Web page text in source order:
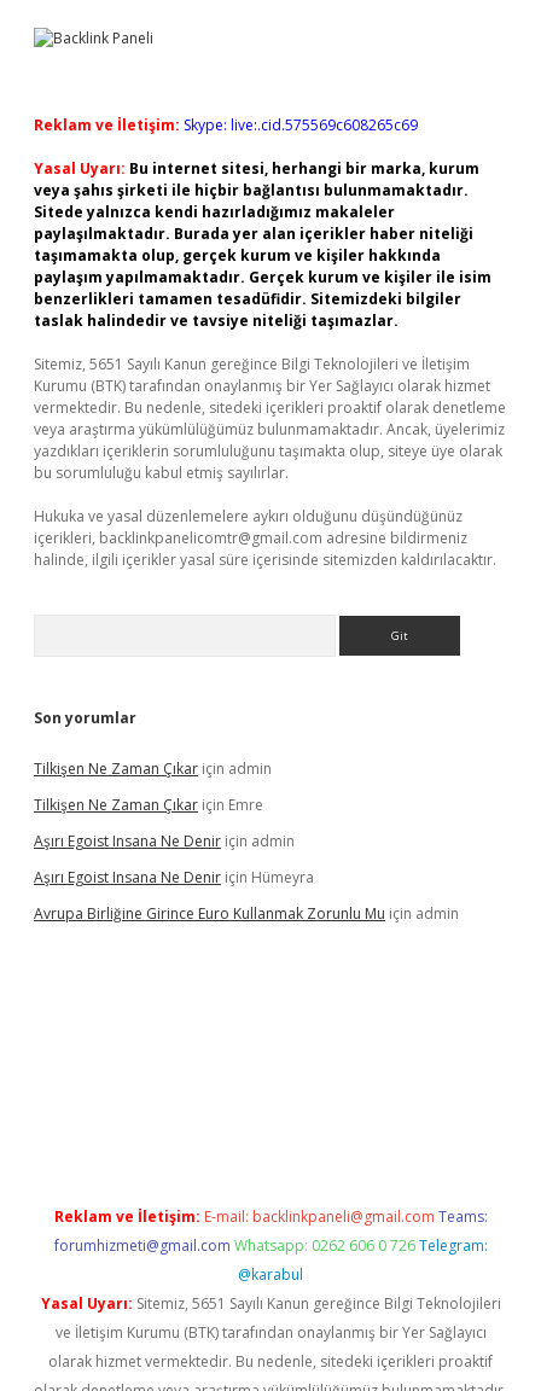
Reklam ve İletişim: Skype: live:.cid.575569c608265c69
Yasal Uyarı: Bu internet sitesi, herhangi bir marka, kurum
veya şahıs şirketi ile hiçbir bağlantısı bulunmamaktadır.
Sitede yalnızca kendi hazırladığımız makaleler
paylaşılmaktadır. Burada yer alan içerikler haber niteliği
taşımamakta olup, gerçek kurum ve kişiler hakkında
paylaşım yapılmamaktadır. Gerçek kurum ve kişiler ile isim
benzerlikleri tamamen tesadüfidir. Sitemizdeki bilgiler
taslak halindedir ve tavsiye niteliği taşımazlar.
Sitemiz, 5651 Sayılı Kanun gereğince Bilgi Teknolojileri ve İletişim
Kurumu (BTK) tarafından onaylanmış bir Yer Sağlayıcı olarak hizmet
vermektedir. Bu nedenle, sitedeki içerikleri proaktif olarak denetleme
veya araştırma yükümlülüğümüz bulunmamaktadır. Ancak, üyelerimiz
yazdıkları içeriklerin sorumluluğunu taşımakta olup, siteye üye olarak
bu sorumluluğu kabul etmiş sayılırlar.
Hukuka ve yasal düzenlemelere aykırı olduğunu düşündüğünüz
içerikleri, backlinkpanelicomtr@gmail.com adresine bildirmeniz
halinde, ilgili içerikler yasal süre içerisinde sitemizden kaldırılacaktır.
Son yorumlar
Tilkişen Ne Zaman Çıkar için admin
Tilkişen Ne Zaman Çıkar için Emre
Aşırı Egoist Insana Ne Denir için admin
Aşırı Egoist Insana Ne Denir için Hümeyra
Avrupa Birliğine Girince Euro Kullanmak Zorunlu Mu için admin
Reklam ve İletişim: E-mail: backlinkpaneli@gmail.com Teams:
forumhizmeti@gmail.com Whatsapp: 0262 606 0 726 Telegram:
@karabul
Yasal Uyarı: Sitemiz, 5651 Sayılı Kanun gereğince Bilgi Teknolojileri
ve İletişim Kurumu (BTK) tarafından onaylanmış bir Yer Sağlayıcı
olarak hizmet vermektedir. Bu nedenle, sitedeki içerikleri proaktif